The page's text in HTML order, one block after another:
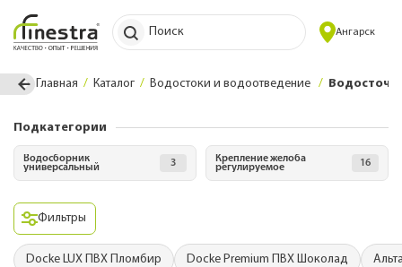
Поиск Ангарск
Главная Каталог Водостоки и водоотведение
Подкатегории
Водосборник
универсальный
3
Крепление желоба
регулируемое
16
Фильтры
Docke LUX ПВХ Пломбир Docke Premium ПВХ Шоколад